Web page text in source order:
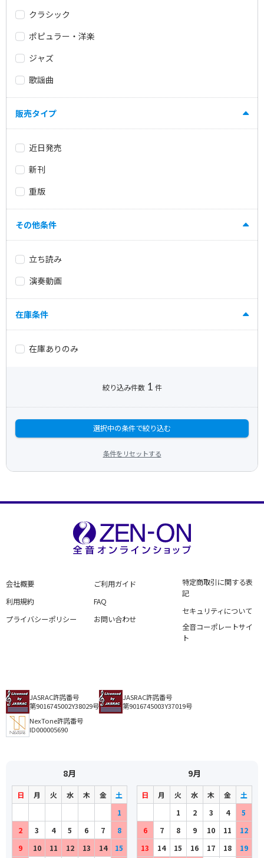
クラシック
ポピュラー・洋楽
ジャズ
歌謡曲
販売タイプ
近日発売
新刊
重版
その他条件
立ち読み
演奏動画
在庫条件
在庫ありのみ
絞り込み件数 1 件
選択中の条件で絞り込む
条件をリセットする
会社概要
利用規約
プライバシーポリシー
ご利用ガイド
FAQ
お問い合わせ
特定商取引に関する表
記
セキュリティについて
全音コーポレートサイ
ト
JASRAC許諾番号
第9016745002Y38029号
JASRAC許諾番号
第9016745003Y37019号
NexTone許諾番号
ID000005690
8月
日 月 火 水 木 金
土
1
2
3 4 5 6 7
8
9
10 11 12 13 14 15
9月
日 月 火 水 木 金
土
1
2 3 4
5
6
7 8 9 10 11
12
13
14 15 16 17 18 19